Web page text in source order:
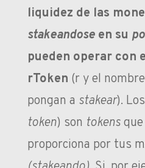
liquidez de las
stakeandoseen su
pueden operar con
rToken (r y el
pongan a stakear).
token) son tokensque
proporciona por tus